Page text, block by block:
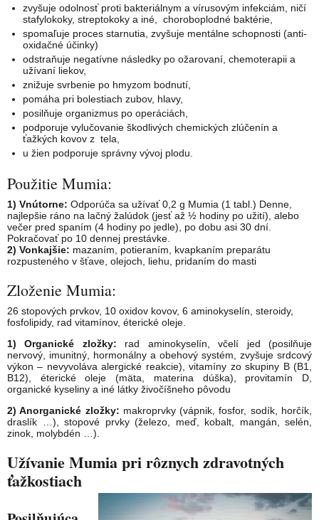
zvyšuje odolnosť proti bakteriálnym a vírusovým infekciám, ničí
stafylokoky, streptokoky a iné, choroboplodné baktérie,
spomaľuje proces starnutia, zvyšuje mentálne schopnosti (anti-
oxidačné účinky)
odstraňuje negatívne následky po ožarovaní, chemoterapii a
užívaní liekov,
znižuje svrbenie po hmyzom bodnutí,
pomáha pri bolestiach zubov, hlavy,
posilňuje organizmus po operáciách,
podporuje vylučovanie škodlivých chemických zlúčenín a
ťažkých kovov z tela,
u žien podporuje správny vývoj plodu.
Použitie Mumia:
1) Vnútorne: Odporúča sa užívať 0,2 g Mumia (1 tabl.) Denne,
najlepšie ráno na lačný žalúdok (jesť až ½ hodiny po užití), alebo
večer pred spaním (4 hodiny po jedle), po dobu asi 30 dní.
Pokračovať po 10 dennej prestávke.
2) Vonkajšie: mazaním, potieraním, kvapkaním preparátu
rozpusteného v šťave, olejoch, liehu, pridaním do masti
Zloženie Mumia:
26 stopových prvkov, 10 oxidov kovov, 6 aminokyselín, steroidy,
fosfolipidy, rad vitamínov, éterické oleje.
1) Organické zložky: rad aminokyselín, včelí jed (posilňuje
nervový, imunitný, hormonálny a obehový systém, zvyšuje srdcový
výkon – nevyvoláva alergické reakcie), vitamíny zo skupiny B (B1,
B12), éterické oleje (mäta, materina dúška), provitamín D,
organické kyseliny a iné látky živočíšneho pôvodu
2) Anorganické zložky: makroprvky (vápnik, fosfor, sodík, horčík,
draslík …), stopové prvky (železo, meď, kobalt, mangán, selén,
zinok, molybdén …).
Užívanie Mumia pri rôznych zdravotných
ťažkostiach